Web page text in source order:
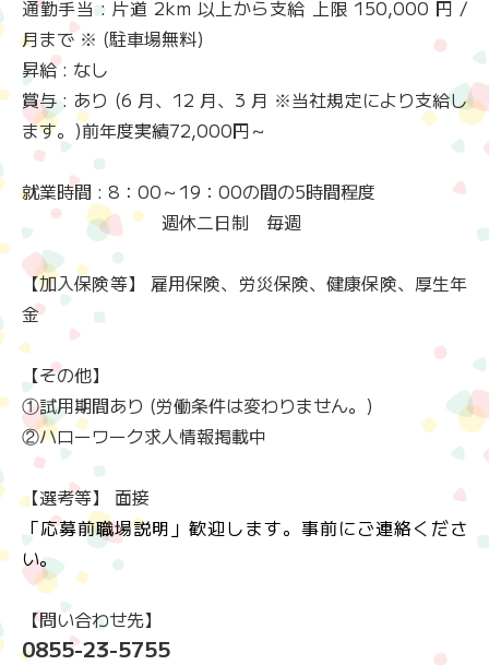
通勤手当 : 片道 2km 以上から支給 上限 150,000 円 /
月まで ※ (駐車場無料)
昇給 : なし
賞与 : あり (6 月、12 月、3 月 ※当社規定により支給し
ます。)前年度実績72,000円～
就業時間 : 8：00～19：00の間の5時間程度
週休二日制 毎週
【加入保険等】 雇用保険、労災保険、健康保険、厚生年
金
【その他】
①試用期間あり (労働条件は変わりません。)
②ハローワーク求人情報掲載中
【選考等】 面接
「応募前職場説明」歓迎します。事前にご連絡くださ
い。
【問い合わせ先】
0855-23-5755